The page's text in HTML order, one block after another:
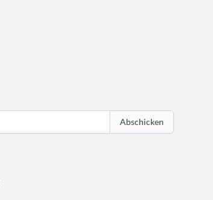
Abschicken